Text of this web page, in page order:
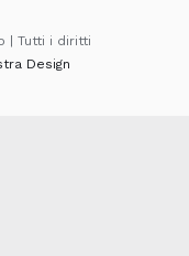
| Tutti i diritti
Design